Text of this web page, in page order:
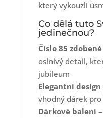
který vykouzlí
Co dělá tuto
jedinečnou?
Číslo 85
oslnivý detail,
jubileum
Elegantní
vhodný dárek
Dárkové balení–